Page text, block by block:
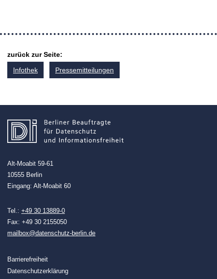
zurück zur Seite:
Infothek
Pressemitteilungen
Alt-Moabit 59-61
10555 Berlin
Eingang: Alt-Moabit 60
Tel.: +49 30 13889-0
Fax: +49 30 2155050
mailbox@datenschutz-berlin.de
Barrierefreiheit
Datenschutzerklärung